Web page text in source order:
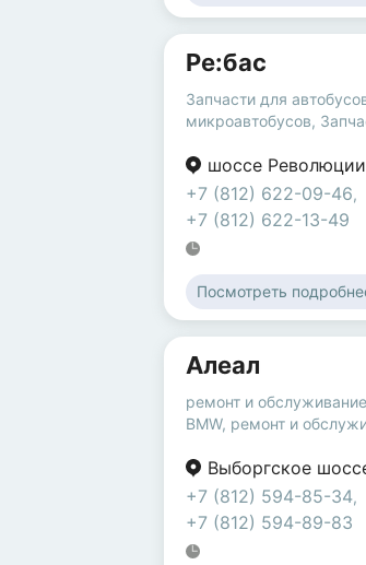
Ре:бас
Запчасти для
микроавтобусов,
шоссе Революции
+7 (812) 622-09-46,
+7 (812) 622-13-49
Посмотреть
Алеал
ремонт и
BMW, ремонт и
Выборгское
+7 (812) 594-85-34,
+7 (812) 594-89-83